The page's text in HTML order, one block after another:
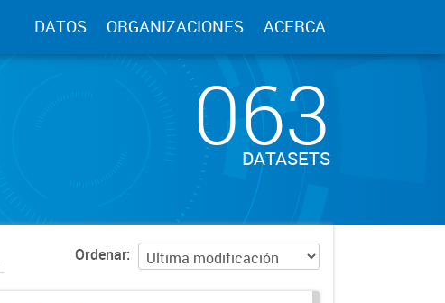
DATOS ORGANIZACIONES ACERCA
063
DATASETS
Ordenar